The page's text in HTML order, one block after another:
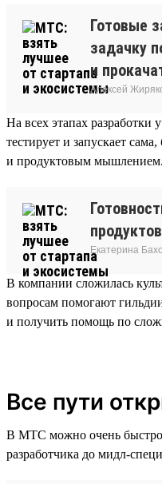
Готовые
задачку
и
Алексей
На всех этапах
тестирует и запускает
и продуктовым мышлением.
Екатерина
В компании сложилась
вопросам помогают
и получить помощь по
Все пути
В МТС можно очень быстро
разработчика до мидл-